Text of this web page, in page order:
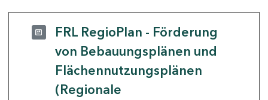
FRL RegioPlan - Förderung
von Bebauungsplänen und
Flächennutzungsplänen
(Regionale